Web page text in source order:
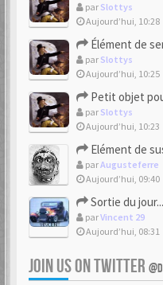
par Slottys
Aujourd’hui, 10:28
Élément de
par Slottys
Aujourd’hui, 10:25
Petit objet
par Slottys
Aujourd’hui, 10:23
Elément de
parAugusteferre
Aujourd’hui, 09:40
Sortie du
parVincent 29
Aujourd’hui, 08:31
JOIN US ON TWITTER